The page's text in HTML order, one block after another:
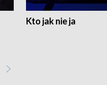
Kto jak nie ja